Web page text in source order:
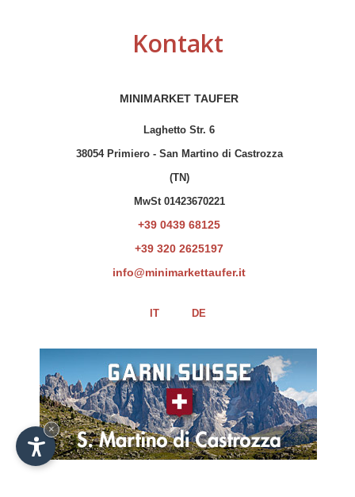
Kontakt
MINIMARKET TAUFER
Laghetto Str. 6
38054 Primiero - San Martino di Castrozza
(TN)
MwSt 01423670221
+39 0439 68125
+39 320 2625197
info@minimarkettaufer.it
IT DE
di erogazioni già oggetto di pubblicazione
sul Registro Nazionale degli Aiuti di Stato
×